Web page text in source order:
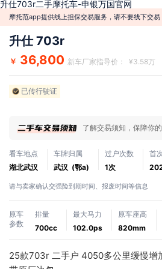
升仕703r二手摩托车-申银万国官网
摩托范app提供线上担保交易服务，请不要线下交
升仕 703r
￥ 36,800 新车厂家指导价： ¥3.58万
已传行驶证
了解交易须知，保障你
看车地点
湖北武汉
车牌归属
武汉 (鄂a)
过户次数
1次
首
请与卖家确认交强险到期时间、报废时间等信息
原车
参数
排量
700cc
最大马力
102.0ps
原车座高
820mm
25款703r 二手户 4050多公里缓慢增